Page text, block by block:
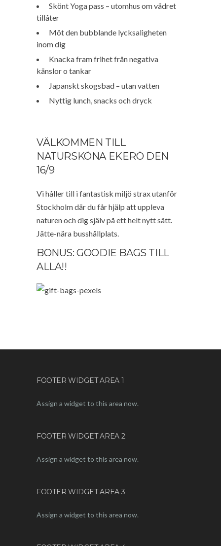
Skönt Yoga pass – utomhus om vädret
tillåter
Möt den bubblande lycksaligheten
inom dig
Knacka fram frihet från negativa
känslor o tankar
Japanskt skogsbad – utan vatten
Nyttig lunch, snacks och dryck
VÄLKOMMEN TILL
NATURSKÖNA EKERÖ DEN
16/9
Vi håller till i fantastisk miljö strax utanför
Stockholm där du får hjälp att uppleva
naturen och dig själv på ett helt nytt sätt.
Jätte-nära busshållplats.
BONUS: GOODIE BAGS TILL
ALLA!!
FOOTER WIDGET AREA 1
Assign a widget to this area now.
FOOTER WIDGET AREA 2
Assign a widget to this area now.
FOOTER WIDGET AREA 3
Assign a widget to this area now.